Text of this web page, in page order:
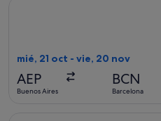
mié, 21 oct - vie, 20 nov
AEP
Buenos Aires
BCN
Barcelona